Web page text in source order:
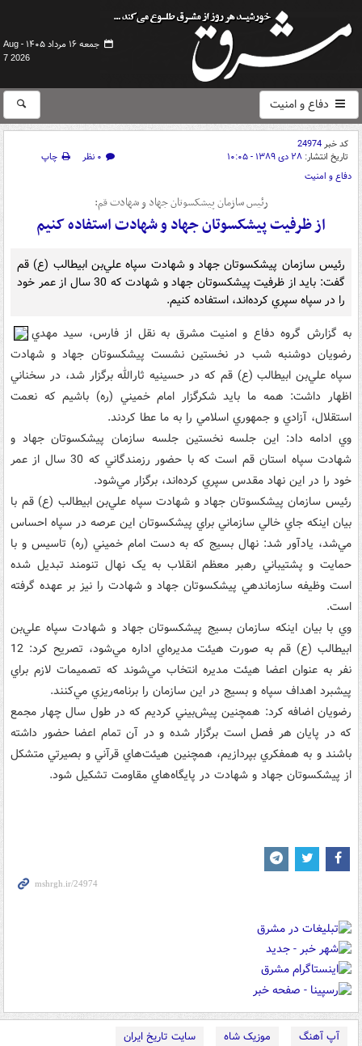
جمعه ۱۶ مرداد ۱۴۰۵ -
Aug
7 2026
دفاع و امنیت
کد خبر24974
تاریخ انتشار: ۲۸ دی ۱۳۸۹ - ۱۰:۰۵ ۰ نظر
چاپ
دفاع و امنیت
رئيس سازمان پيشکسوتان جهاد و شهادت قم:
از ظرفيت پيشکسوتان جهاد و شهادت استفاده کنيم
رئيس سازمان پيشکسوتان جهاد و شهادت سپاه علي‌بن ابيطالب (ع) قم
گفت: بايد از ظرفيت پيشکسوتان جهاد و شهادت که 30 سال از عمر خود
را در سپاه سپري کرده‌اند، استفاده کنيم.
به گزارش گروه دفاع و امنيت مشرق به نقل از فارس، سيد مهدي
رضويان دوشنبه شب در نخستين نشست پيشکسوتان جهاد و شهادت
سپاه علي‌بن ابيطالب (ع) قم که در حسينيه ثارالله برگزار شد، در سخناني
اظهار داشت: همه ما بايد شکرگزار امام خميني (ره) باشيم که نعمت
استقلال، آزادي و جمهوري اسلامي را به ما عطا کردند.
وي ادامه داد: اين جلسه نخستين جلسه سازمان پيشکسوتان جهاد و
شهادت سپاه استان قم است که با حضور رزمندگاني‌ که 30 سال از عمر
خود را در اين نهاد مقدس سپري کرده‌اند، برگزار مي‌شود.
رئيس سازمان پيشکسوتان جهاد و شهادت سپاه علي‌بن ابيطالب (ع) قم با
بيان اينکه جاي خالي سازماني براي پيشکسوتان اين عرصه در سپاه احساس
مي‌شد، يادآور شد: نهال بسيج که به‌ دست امام خميني (ره) تاسيس و با
حمايت و پشتيباني رهبر معظم انقلاب به يک نهال تنومند تبديل شده
است وظيفه سازماندهي پيشکسوتان جهاد و شهادت را نيز بر عهده گرفته
است.
وي با بيان اينکه سازمان بسيج پيشکسوتان جهاد و شهادت سپاه علي‌بن
ابيطالب (ع) قم به صورت هيئت مديره‌اي اداره مي‌شود، تصريح کرد: 12
نفر به عنوان اعضا هيئت مديره انتخاب مي‌شوند که تصميمات لازم براي
پيشبرد اهداف سپاه و بسيج در اين سازمان را برنامه‌ريزي مي‌کنند.
رضويان اضافه کرد: همچنين پيش‌بيني کرديم که در طول سال چهار مجمع
که در پايان هر فصل است برگزار شده و در آن تمام اعضا حضور داشته
باشند و به همفکري بپردازيم، همچنين هيئت‌هاي قرآني و بصيرتي متشکل
از پيشکسوتان جهاد و شهادت در پايگاه‌هاي مقاومت تشکيل شود.
آپ آهنگ موزیک شاه
سایت تاریخ ایران